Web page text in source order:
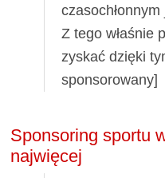
Z tego właśnie
zyskać dzięki
sponsorowany]
Sponsoring sportu
najwięcej